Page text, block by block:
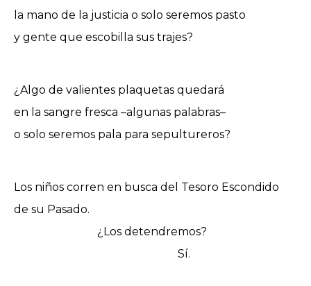
la mano de la justicia o solo seremos pasto
y gente que escobilla sus trajes?
¿Algo de valientes plaquetas quedará
en la sangre fresca –algunas palabras–
o solo seremos pala para sepultureros?
Los niños corren en busca del Tesoro Escondido
de su Pasado.
¿Los detendremos?
Sí.